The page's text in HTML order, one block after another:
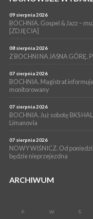
BRZESKO. Lepsze
WYDARZENIA
BORZĘCIN. Już w
Grzyba: Zenek Martyniuk i
09 sierpnia 2026
BOCHNIA. Gospel & Jazz –
[ZDJĘCIA]
08 sierpnia 2026
Z BOCHNI NA JASNA
07 sierpnia 2026
BOCHNIA. Magistrat
monitorowany
07 sierpnia 2026
BOCHNIA. Już sobotę BKS
Limanovia
07 sierpnia 2026
NOWY WIŚNICZ. Od
będzie nieprzejezdna
ARCHIWUM
P W Ś